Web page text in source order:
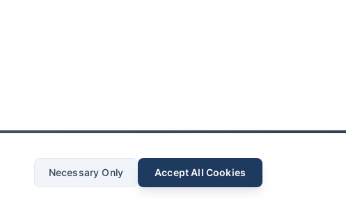
Necessary Only Accept All Cookies